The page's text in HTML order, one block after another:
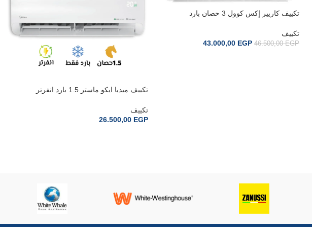
تكييف كاريير إكس كوول 3 حصان بارد
تكييف
46.500,00EGP
43.000,00 EGP
تكييف ميديا ايكو ماستر 1.5 بارد انفرتر
Q8
تكييف
26.500,00 EGP